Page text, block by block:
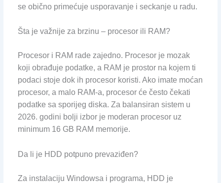
se obično primećuje usporavanje i seckanje u radu.
Šta je važnije za brzinu – procesor ili RAM?
Procesor i RAM rade zajedno. Procesor je mozak
koji obrađuje podatke, a RAM je prostor na kojem ti
podaci stoje dok ih procesor koristi. Ako imate moćan
procesor, a malo RAM-a, procesor će često čekati
podatke sa sporijeg diska. Za balansiran sistem u
2026. godini bolji izbor je moderan procesor uz
minimum 16 GB RAM memorije.
Da li je HDD potpuno prevaziđen?
Za instalaciju Windowsa i programa, HDD je